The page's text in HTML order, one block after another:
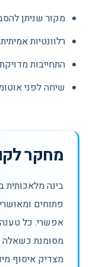
מקור שניתן
רלוונטיות אמיתית
התחייבות מדויקת
שיחה לפני
מחקר
בינה
פתוחים
אפשרי. כל
מצדיק איסוף